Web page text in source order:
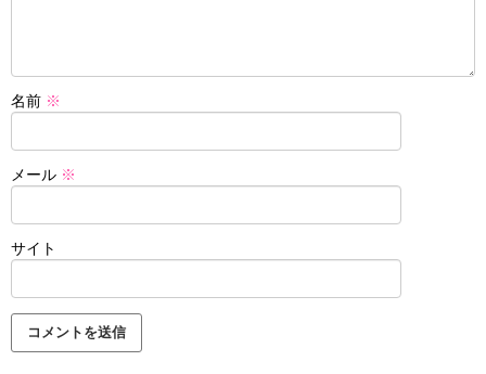
名前 ※
メール ※
サイト